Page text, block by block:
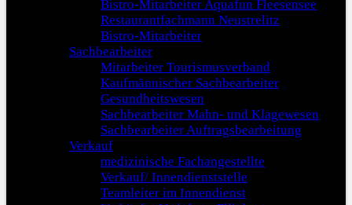
Bistro-Mitarbeiter Aquafun Fleesensee
Restaurantfachmann Neustrelitz
Bistro-Mitarbeiter
Sachbearbeiter
Mitarbeiter Tourismusverband
Kaufmännischer Sachbearbeiter
Gesundheitswesen
Sachbearbeiter Mahn- und Klagewesen
Sachbearbeiter Auftragsbearbeitung
Verkauf
medizinische Fachangestellte
Verkauf/ Innendienststelle
Teamleiter im Innendienst